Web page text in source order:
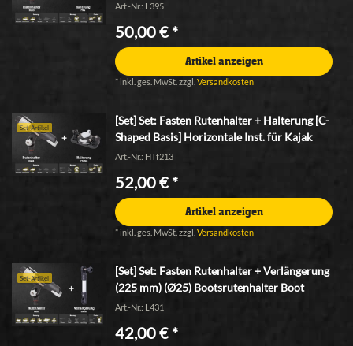
Art.-Nr.: L395
50,00 € *
Artikel anzeigen
* inkl. ges. MwSt. zzgl.Versandkosten
Set-Artikel
[Set] Set: Fasten Rutenhalter + Halterung [C-
Shaped Basis] Horizontale Inst. für Kajak
Art.-Nr.: HTf213
52,00 € *
Artikel anzeigen
*inkl. ges. MwSt. zzgl.Versandkosten
Set-Artikel
[Set] Set: Fasten Rutenhalter + Verlängerung
(225 mm) (Ø25) Bootsrutenhalter Boot
Art.-Nr.: L431
42,00 € *